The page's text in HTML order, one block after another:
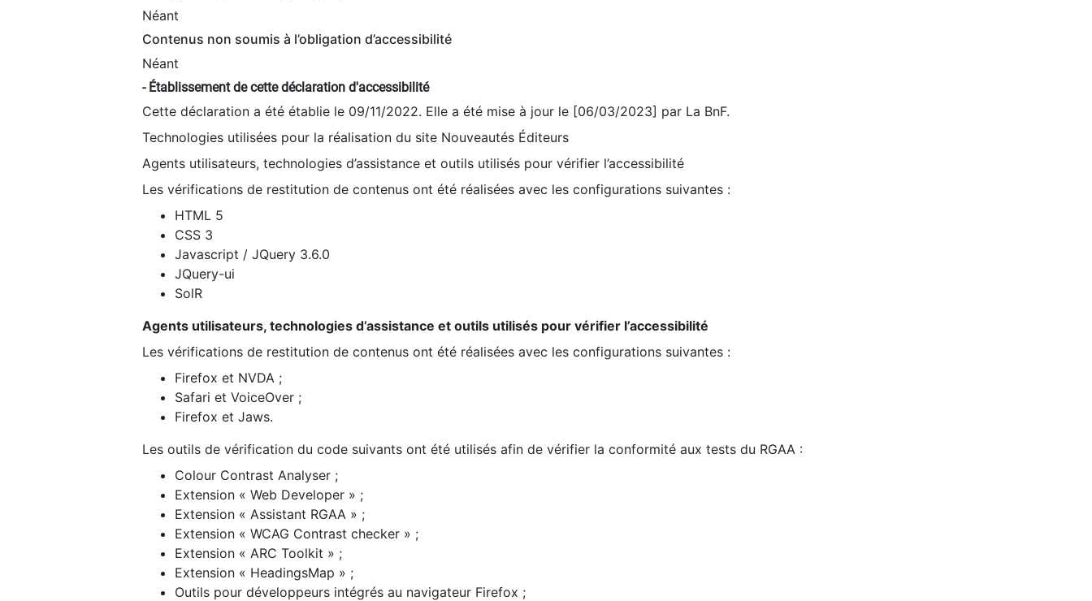
Néant
Contenus non soumis à l’obligation d’accessibilité
Néant
- Établissement de cette déclaration d'accessibilité
Cette déclaration a été établie le 09/11/2022. Elle a été mise à jour le [06/03/2023] par La BnF.
Technologies utilisées pour la réalisation du site Nouveautés Éditeurs
Agents utilisateurs, technologies d’assistance et outils utilisés pour vérifier l’accessibilité
Les vérifications de restitution de contenus ont été réalisées avec les configurations suivantes :
HTML 5
CSS 3
Javascript / JQuery 3.6.0
JQuery-ui
SolR
Agents utilisateurs, technologies d’assistance et outils utilisés pour vérifier l’accessibilité
Les vérifications de restitution de contenus ont été réalisées avec les configurations suivantes :
Firefox et NVDA ;
Safari et VoiceOver ;
Firefox et Jaws.
Les outils de vérification du code suivants ont été utilisés afin de vérifier la conformité aux tests du RGAA :
Colour Contrast Analyser ;
Extension « Web Developer » ;
Extension « Assistant RGAA » ;
Extension « WCAG Contrast checker » ;
Extension « ARC Toolkit » ;
Extension « HeadingsMap » ;
Outils pour développeurs intégrés au navigateur Firefox ;